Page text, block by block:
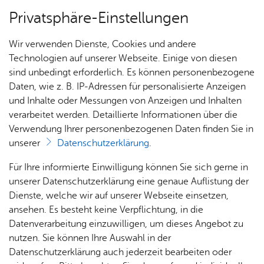
Über­sicht Bür­ger & Stadt
Rat­
haus &
Bür­
ger­
ser­vice
Rat­
häu­ser
Nach­
rich­
ten,
Vi­de­os
& Bil­
der
Me­di­
Jobs
Stel­
len­an­
ge­bo­te
Aus­bil­
dung &
Stu­di­
Bauen
& Um­
welt
Geo­
da­ten
Ge­
sund­
heit &
kum
Ämter A–Z
Frau S. Thie­mann
Sachgebietsleiterin Dezentrale Jugendtreffs
Kon­takt
Tel. +49 7541 203 53114
s.­‍­thiemann@­‍­fried‍richs­‍­hafen.de
Privatsphäre-Einstellungen
Wir verwenden Dienste, Cookies und andere
Technologien auf unserer Webseite. Einige von diesen
sind unbedingt erforderlich. Es können personenbezogene
Daten, wie z. B. IP-Adressen für personalisierte Anzeigen
und Inhalte oder Messungen von Anzeigen und Inhalten
verarbeitet werden. Detaillierte Informationen über die
Verwendung Ihrer personenbezogenen Daten finden Sie in
unserer
Datenschutzerklärung.
Für Ihre informierte Einwilligung können Sie sich gerne in
unserer Datenschutzerklärung eine genaue Auflistung der
Dienste, welche wir auf unserer Webseite einsetzen,
ansehen. Es besteht keine Verpflichtung, in die
Datenverarbeitung einzuwilligen, um dieses Angebot zu
nutzen. Sie können Ihre Auswahl in der
Datenschutzerklärung auch jederzeit bearbeiten oder